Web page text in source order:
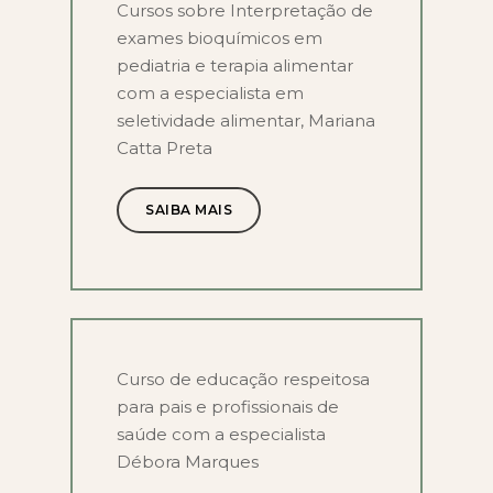
Cursos sobre Interpretação de
exames bioquímicos em
pediatria e terapia alimentar
com a especialista em
seletividade alimentar, Mariana
Catta Preta
SAIBA MAIS
Curso de educação respeitosa
para pais e profissionais de
saúde com a especialista
Débora Marques